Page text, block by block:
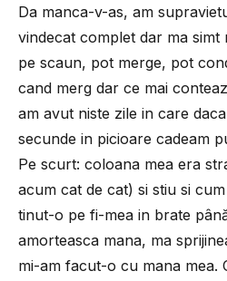
Da manca-v-as, am
vindecat complet dar ma simt
pe scaun, pot merge, pot
cand merg dar ce mai
am avut niste zile in care
secunde in picioare cadeam
Pe scurt: coloana mea era
acum cat de cat) si stiu si
tinut-o pe fi-mea in brate
amorteasca mana, ma
mi-am facut-o cu mana mea.